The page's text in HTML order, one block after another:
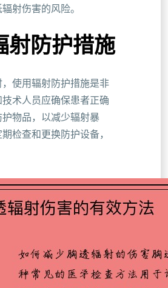
射伤害的风险。
射防护措施
使用辐射防护措施是非
术人员应确保患者正确
物品，以减少辐射暴
检查和更换防护设备，